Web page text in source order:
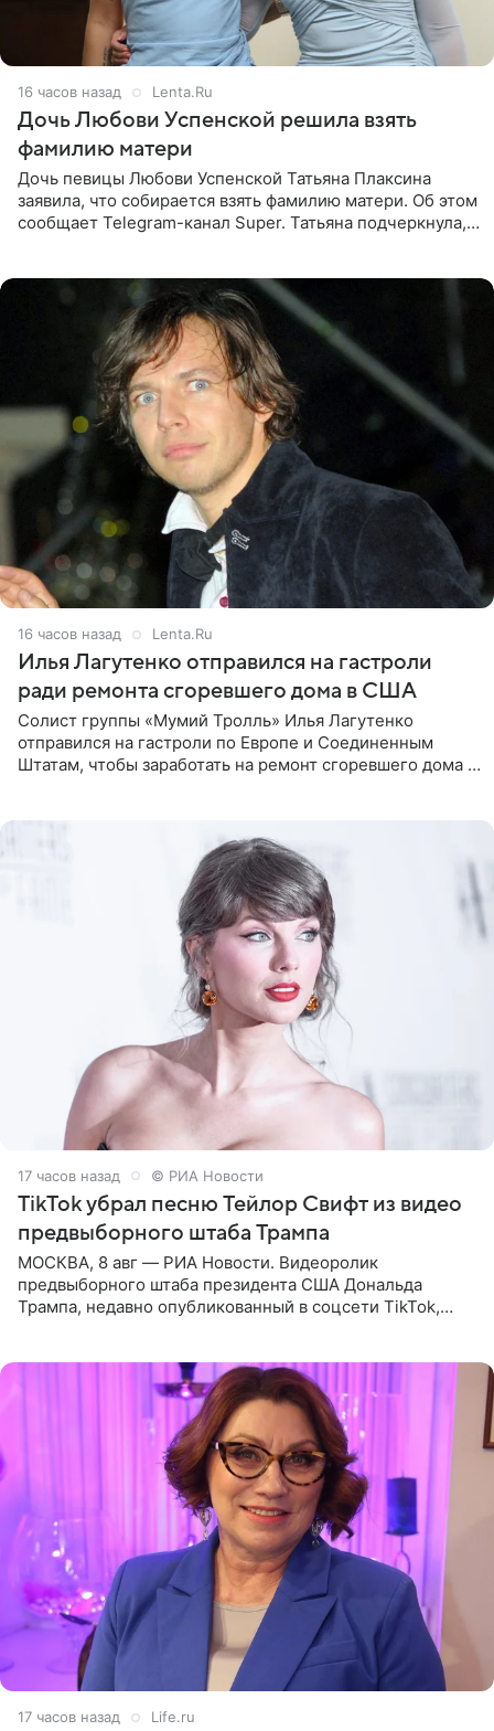
16 часов назад Lenta.Ru
Дочь Любови Успенской решила взять
фамилию матери
Дочь певицы Любови Успенской Татьяна Плаксина
заявила, что собирается взять фамилию матери. Об этом
сообщает Telegram-канал Super. Татьяна подчеркнула,
16 часов назад Lenta.Ru
Илья Лагутенко отправился на гастроли
ради ремонта сгоревшего дома в США
Солист группы «Мумий Тролль» Илья Лагутенко
отправился на гастроли по Европе и Соединенным
Штатам, чтобы заработать на ремонт сгоревшего дома в
17 часов назад © РИА Новости
TikTok убрал песню Тейлор Свифт из видео
предвыборного штаба Трампа
МОСКВА, 8 авг — РИА Новости. Видеоролик
предвыборного штаба президента США Дональда
Трампа, недавно опубликованный в соцсети TikTok,
17 часов назад Life.ru